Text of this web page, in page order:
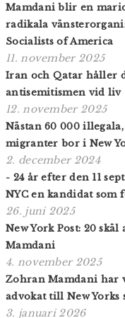
Mamdani blir en
radikala
Socialists of America
11. november 2025
Iran och Qatar håller
antisemitismen vid liv
12. november 2025
Nästan 60 000
migranter bor i New
2. december 2024
- 24 år efter den 11
NYC en kandidat
26. juni 2025
New York Post: 20
Mamdani
4. november 2025
Zohran Mamdani har
advokat till New Yorks
3. januari 2026